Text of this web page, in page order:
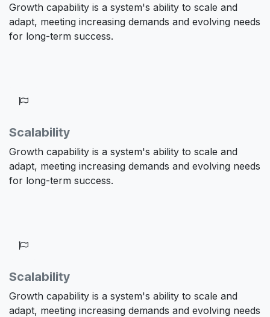
Growth capability is a system's ability to scale and
adapt, meeting increasing demands and evolving needs
for long-term success.
Scalability
Growth capability is a system's ability to scale and
adapt, meeting increasing demands and evolving needs
for long-term success.
Scalability
Growth capability is a system's ability to scale and
adapt, meeting increasing demands and evolving needs